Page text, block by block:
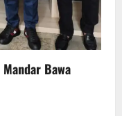
Bawa